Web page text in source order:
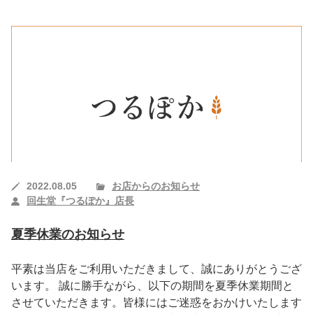
2022.08.05
お店からのお知らせ
回生堂『つるぽか』店長
夏季休業のお知らせ
平素は当店をご利用いただきまして、誠にありがとうござ
います。 誠に勝手ながら、以下の期間を夏季休業期間と
させていただきます。皆様にはご迷惑をおかけいたします